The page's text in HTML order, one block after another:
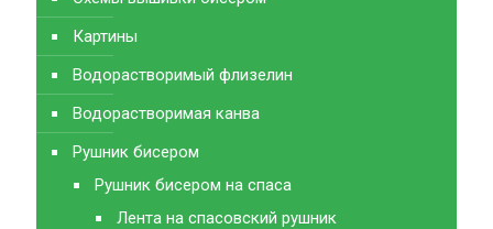
Картины
Водорастворимый флизелин
Водорастворимая канва
Рушник бисером
Рушник бисером на спаса
Лента на спасовский рушник